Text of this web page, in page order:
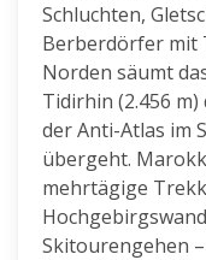
Schluchten,
Berberdörfer mit
Norden säumt
Tidirhin (2.456
der Anti-Atlas im
übergeht.
mehrtägige
Skitourengehen